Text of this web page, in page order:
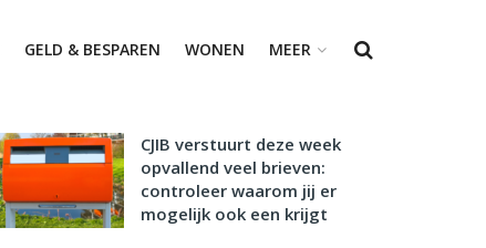
GELD & BESPAREN WONEN MEER
CJIB verstuurt deze week
opvallend veel brieven:
controleer waarom jij er
mogelijk ook een krijgt